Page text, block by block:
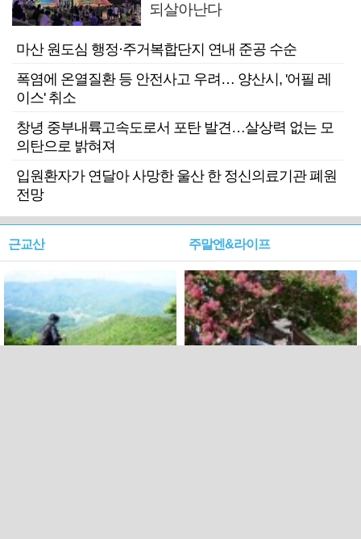
되살아난다
마산 원도심 행정·주거복합단지 연내 준공 수순
폭염에 온열질환 등 안전사고 우려… 양산시, '어필 레
이스' 취소
창녕 중부내륙고속도로서 포탄 발견…살상력 없는 모
의탄으로 밝혀져
입원환자가 연달아 사망한 울산 한 정신의료기관 폐원
전망
근교산 주말엔&라이프